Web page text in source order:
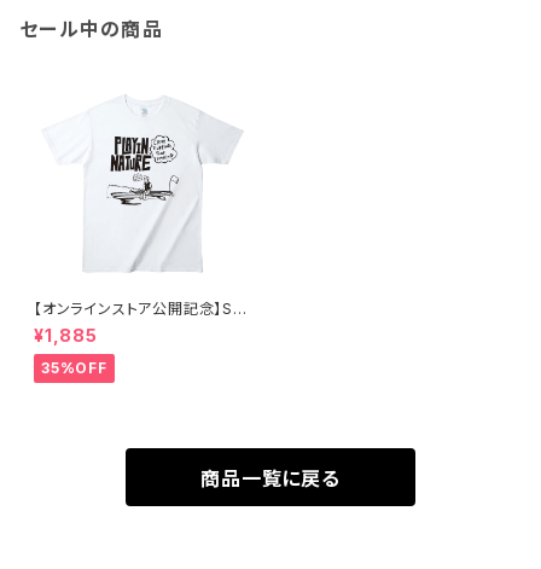
セール中の商品
【オンラインストア公開記念】SU
Pフィッシャー Tシャツ
¥1,885
35%OFF
商品一覧に戻る